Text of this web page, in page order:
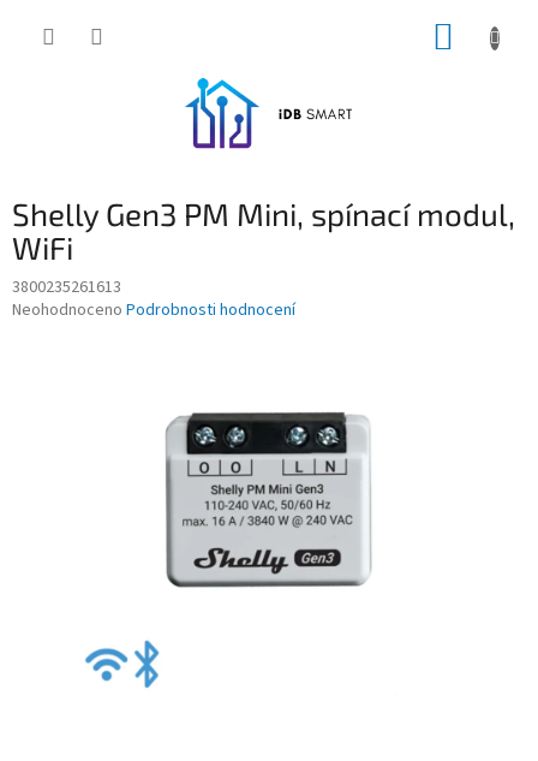
Shelly Gen3 PM Mini, spínací modul,
WiFi
3800235261613
Průměrné
Neohodnoceno Podrobnosti hodnocení